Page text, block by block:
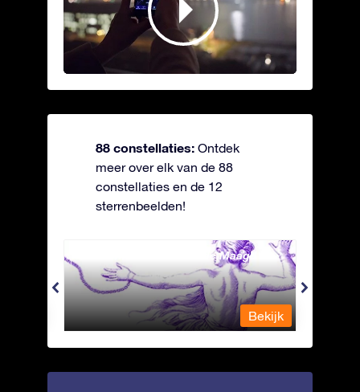
88 constellaties: Ontdek
meer over elk van de 88
constellaties en de 12
sterrenbeelden!
Andromeda - Geketende Maagd
Bekijk